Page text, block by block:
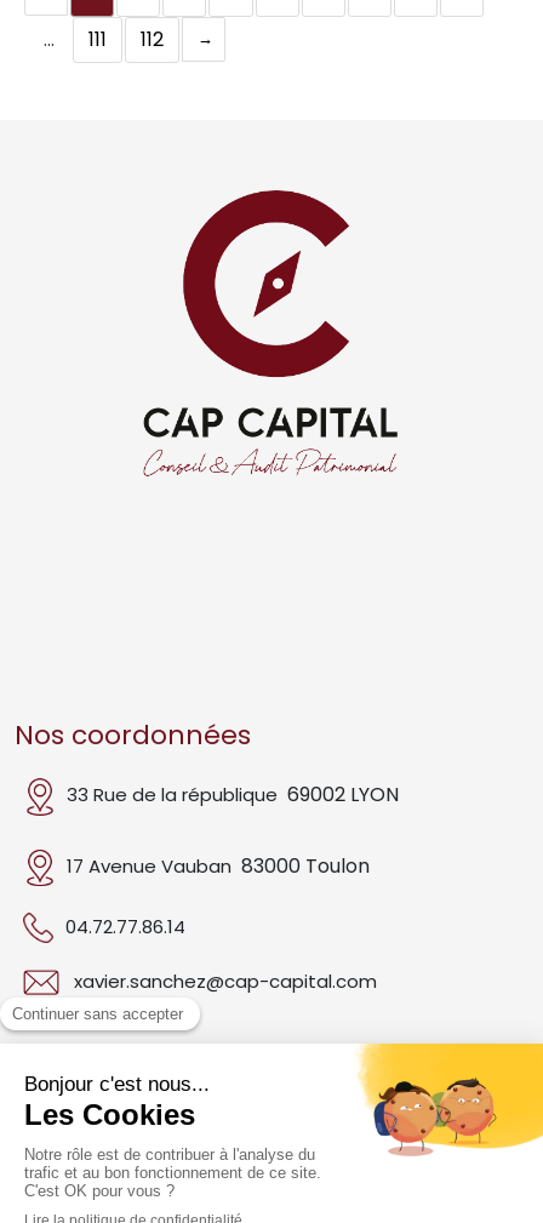
…
111 112
Nos coordonnées
33 Rue de la république69002 LYON
17 Avenue Vauban83000 Toulon
04.72.77.86.14
xavier.sanchez@cap-capital.com